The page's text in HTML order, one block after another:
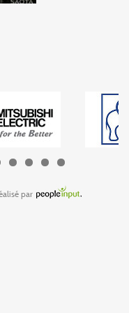
par